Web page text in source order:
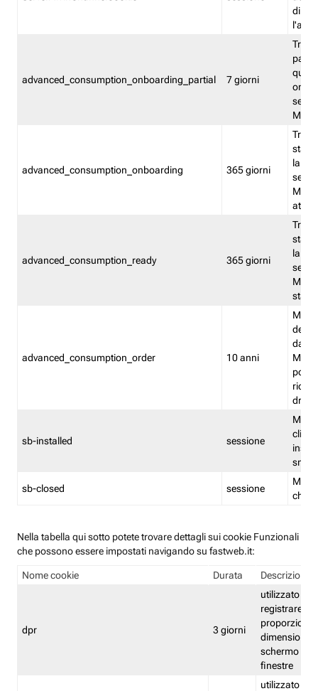
advanced_consumption_onboarding_partial 7 giorni
advanced_consumption_onboarding 365 giorni
stata
la
advanced_consumption_ready 365 giorni
stata
la
stato
advanced_consumption_order 10 anni
delle
sb-installed sessione
sb-closed sessione
Nella tabella qui sotto potete trovare dettagli sui cookie Funzionali
che possono essere impostati navigando su fastweb.it:
Nome cookie Durata Descrizione
dpr 3 giorni
utilizzato per
registrare le
proporzioni
dimensioni
schermo e
finestre
utilizzato per